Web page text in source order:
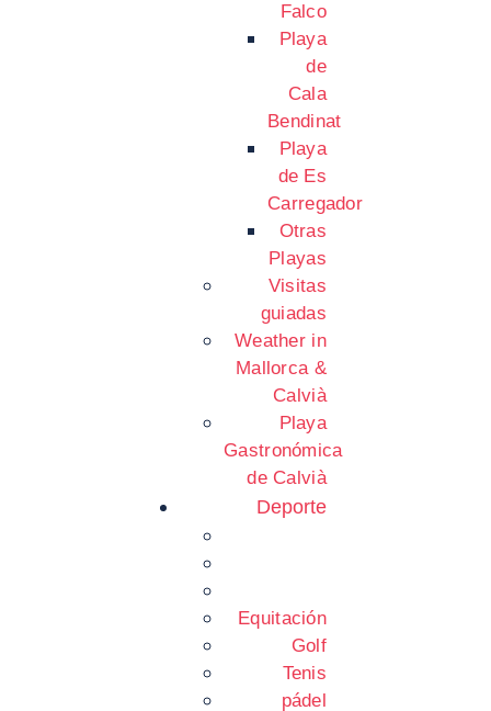
Falco
Playa
de
Cala
Bendinat
Playa
de Es
Carregador
Otras
Playas
Visitas
guiadas
Weather in
Mallorca &
Calvià
Playa
Gastronómica
de Calvià
Deporte
Equitación
Golf
Tenis
pádel